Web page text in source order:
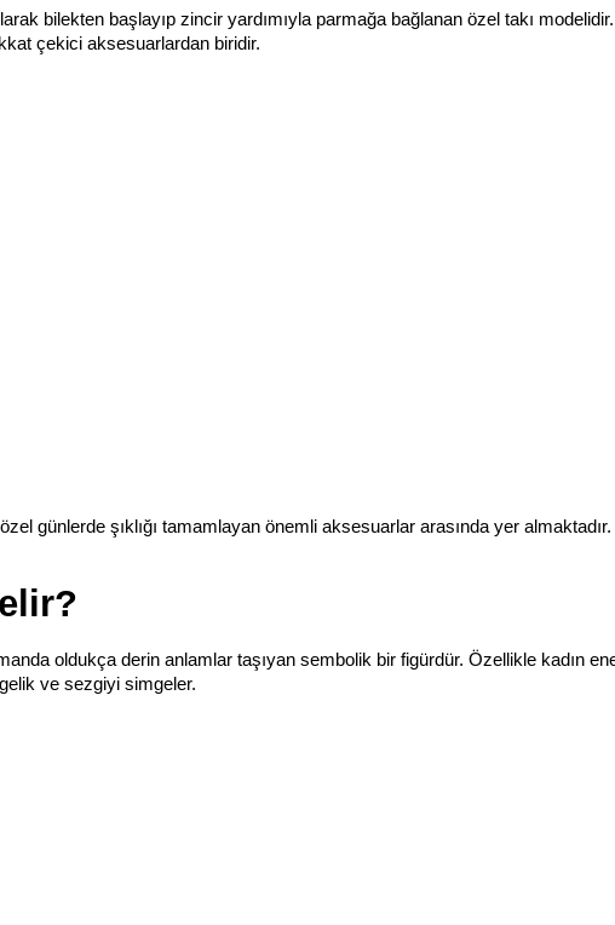
bilekten başlayıp zincir yardımıyla parmağa bağlanan özel takı
çekici aksesuarlardan biridir.
günlerde şıklığı tamamlayan önemli aksesuarlar arasında yer almaktadır.
oldukça derin anlamlar taşıyan sembolik bir figürdür. Özellikle kadın
ve sezgiyi simgeler.